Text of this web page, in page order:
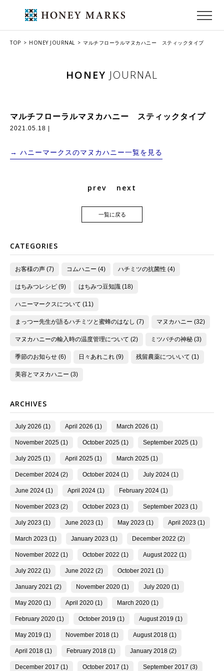
TOP HONEY JOURNAL マルチフローラルマヌカハニー スティックタイプ
HONEY JOURNAL
マルチフローラルマヌカハニー スティックタイプ
2021.05.18 |
→ ハニーマークスのマヌカハニー一覧を見る
prev next
一覧に戻る
CATEGORIES
お客様の声 (7) コムハニー (4) ハチミツの抗菌性 (4)
はちみつレシピ (9) はちみつ豆知識 (18)
ハニーマークスについて (11)
まっつー先生が語るハチミツと蜜蜂のはなし (7) マヌカハニー (32)
マヌカハニーの輸入時の温度管理について (2) ミツバチの神秘 (3)
季節のお知らせ (6) 日々あれこれ (9) 残留農薬についいて (1)
美容とマヌカハニー (3)
ARCHIVES
July 2026 (1) April 2026 (1) March 2026 (1)
November 2025 (1) October 2025 (1) September 2025 (1)
July 2025 (1) April 2025 (1) March 2025 (1)
December 2024 (2) October 2024 (1) July 2024 (1)
June 2024 (1) April 2024 (1) February 2024 (1)
November 2023 (2) October 2023 (1) September 2023 (1)
July 2023 (1) June 2023 (1) May 2023 (1) April 2023 (1)
March 2023 (1) January 2023 (1) December 2022 (2)
November 2022 (1) October 2022 (1) August 2022 (1)
July 2022 (1) June 2022 (2) October 2021 (1)
January 2021 (2) November 2020 (1) July 2020 (1)
May 2020 (1) April 2020 (1) March 2020 (1)
February 2020 (1) October 2019 (1) August 2019 (1)
May 2019 (1) November 2018 (1) August 2018 (1)
April 2018 (1) February 2018 (1) January 2018 (2)
December 2017 (1) October 2017 (1) September 2017 (3)